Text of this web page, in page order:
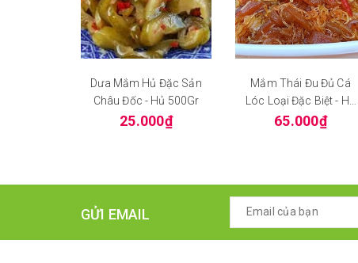
Dưa Mắm Hủ Đặc Sản
Châu Đốc - Hủ 500Gr
25.000₫
Mắm Thái Đu Đủ Cá
Lóc Loại Đặc Biệt - Hủ
500Gr
65.000₫
GỬI EMAIL